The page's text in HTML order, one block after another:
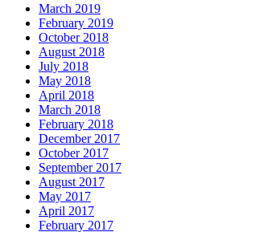
March 2019
February 2019
October 2018
August 2018
July 2018
May 2018
April 2018
March 2018
February 2018
December 2017
October 2017
September 2017
August 2017
May 2017
April 2017
February 2017